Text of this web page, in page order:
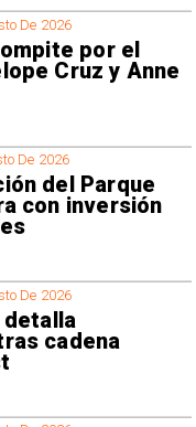
De 2026
por el
Cruz y Anne
De 2026
del Parque
con inversión
De 2026
cadena